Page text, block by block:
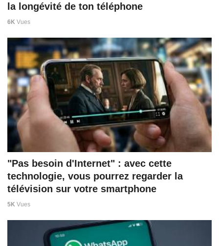
la longévité de ton téléphone
6K Vues
"Pas besoin d'Internet" : avec cette
technologie, vous pourrez regarder la
télévision sur votre smartphone
5K Vues